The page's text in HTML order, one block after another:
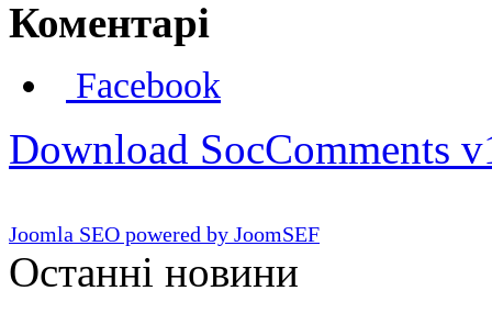
Коментарі
Facebook
Download SocComments
Joomla SEO powered by JoomSEF
Останні новини